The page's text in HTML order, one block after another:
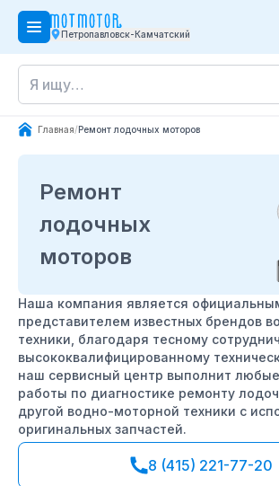
Петропавловск-Камчатский
Главная/Ремонт лодочных моторов
Ремонт
лодочных
моторов
Наша компания является
представителем известных брендов
техники, благодаря тесному
высококвалифицированному
наш сервисный центр выполнит любые
работы по диагностике ремонту
другой водно-моторной техники с
оригинальных запчастей.
8 (415) 221-77-20